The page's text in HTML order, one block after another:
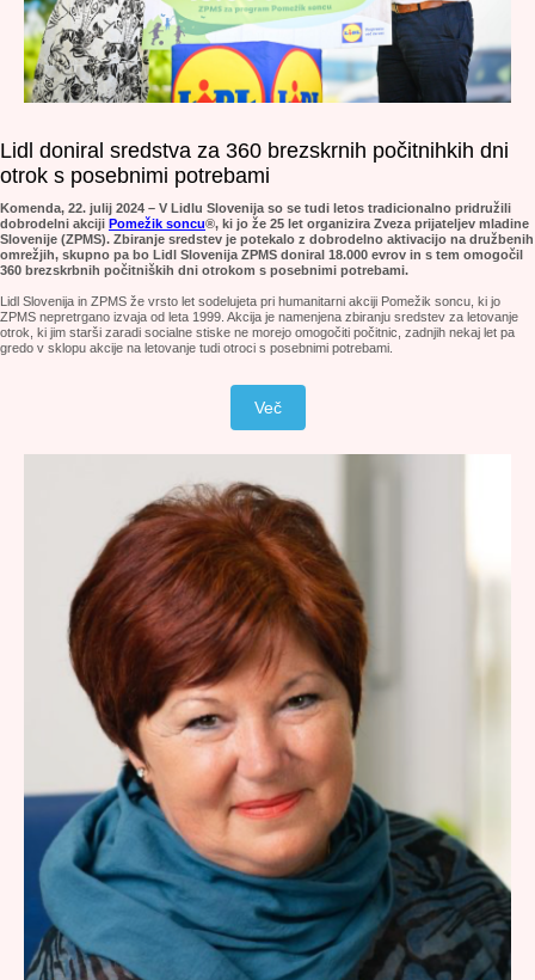
Lidl doniral sredstva za 360 brezskrnih počitnihkih dni
otrok s posebnimi potrebami
Komenda, 22. julij 2024 – V Lidlu Slovenija so se tudi letos tradicionalno pridružili
dobrodelni akciji Pomežik soncu®, ki jo že 25 let organizira Zveza prijateljev mladine
Slovenije (ZPMS). Zbiranje sredstev je potekalo z dobrodelno aktivacijo na družbenih
omrežjih, skupno pa bo Lidl Slovenija ZPMS doniral 18.000 evrov in s tem omogočil
360 brezskrbnih počitniških dni otrokom s posebnimi potrebami.
Lidl Slovenija in ZPMS že vrsto let sodelujeta pri humanitarni akciji Pomežik soncu, ki jo
ZPMS nepretrgano izvaja od leta 1999. Akcija je namenjena zbiranju sredstev za letovanje
otrok, ki jim starši zaradi socialne stiske ne morejo omogočiti počitnic, zadnjih nekaj let pa
gredo v sklopu akcije na letovanje tudi otroci s posebnimi potrebami.
Več